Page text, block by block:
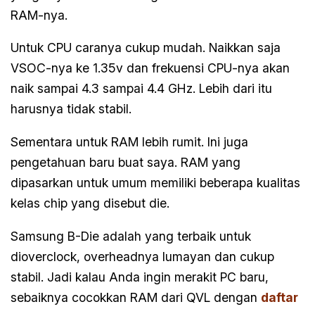
RAM-nya.
Untuk CPU caranya cukup mudah. Naikkan saja
VSOC-nya ke 1.35v dan frekuensi CPU-nya akan
naik sampai 4.3 sampai 4.4 GHz. Lebih dari itu
harusnya tidak stabil.
Sementara untuk RAM lebih rumit. Ini juga
pengetahuan baru buat saya. RAM yang
dipasarkan untuk umum memiliki beberapa kualitas
kelas chip yang disebut die.
Samsung B-Die adalah yang terbaik untuk
dioverclock, overheadnya lumayan dan cukup
stabil. Jadi kalau Anda ingin merakit PC baru,
sebaiknya cocokkan RAM dari QVL dengan daftar